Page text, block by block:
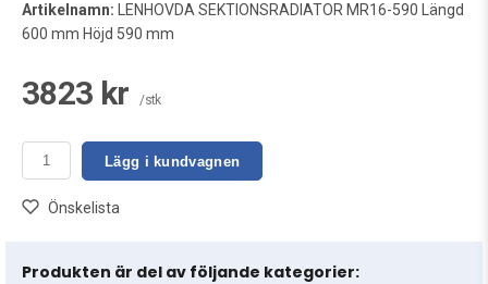
Artikelnamn: LENHOVDA SEKTIONSRADIATOR MR16-590 Längd
600 mm Höjd 590 mm
3823 kr /stk
Lägg i kundvagnen
Önskelista
Produkten är del av följande kategorier: